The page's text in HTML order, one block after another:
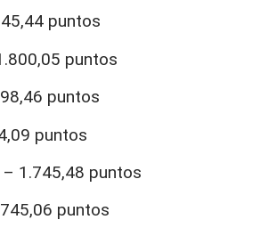
puntos
puntos
puntos
puntos
1.745,48 puntos
puntos